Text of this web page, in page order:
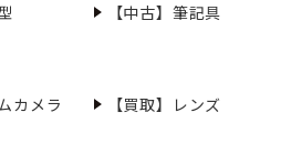
【中古】筆記具
カメラ 【買取】レンズ